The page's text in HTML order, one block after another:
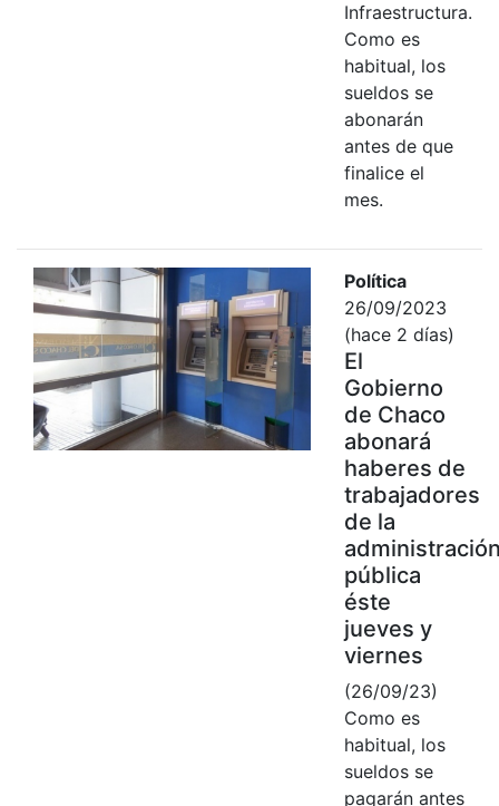
Infraestructura.
Como es
habitual, los
sueldos se
abonarán
antes de que
finalice el
mes.
Política
26/09/2023
(hace 2 días)
El
Gobierno
de Chaco
abonará
haberes de
trabajadores
de la
pública
éste
jueves y
viernes
(26/09/23)
Como es
habitual, los
sueldos se
pagarán antes